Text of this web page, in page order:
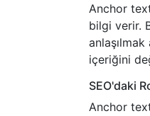
Anchor
bilgi verir.
içeriğini
SEO'daki
Anchor